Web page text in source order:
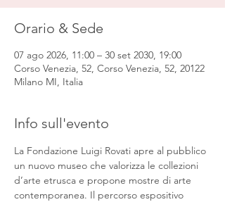
Orario & Sede
07 ago 2026, 11:00 – 30 set 2030, 19:00
Corso Venezia, 52, Corso Venezia, 52, 20122
Milano MI, Italia
Info sull'evento
La Fondazione Luigi Rovati apre al pubblico
un nuovo museo che valorizza le collezioni
d’arte etrusca e propone mostre di arte
contemporanea. Il percorso espositivo